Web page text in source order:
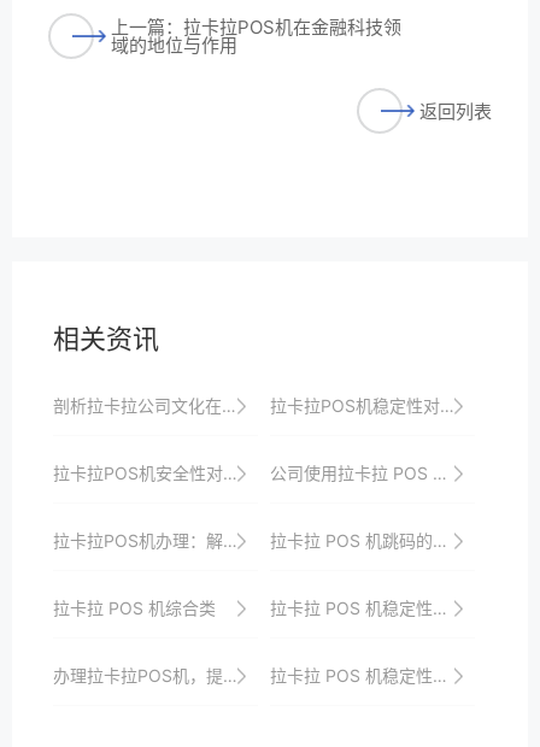
上一篇：拉卡拉POS机在金融科技领
域的地位与作用
返回列表
相关资讯
剖析拉卡拉公司文化在POS机用户忠诚度培养中的作用机制 拉卡拉POS机稳定性对商户业务的重要性
拉卡拉POS机安全性对用户资金的保护机制 公司使用拉卡拉 POS 机的效率提升
拉卡拉POS机办理：解锁更多支付可能性 拉卡拉 POS 机跳码的技术原理
拉卡拉 POS 机综合类 拉卡拉 POS 机稳定性相关类
办理拉卡拉POS机，提升收银效率 拉卡拉 POS 机稳定性的长期保障措施